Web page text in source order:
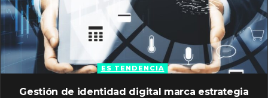
ES TENDENCIA
Gestión de identidad digital marca estrategia